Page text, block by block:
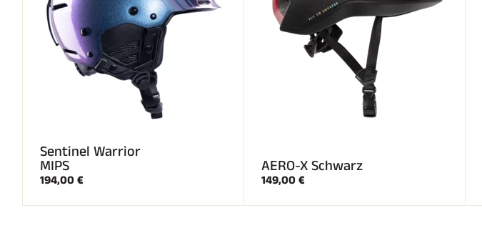
Sentinel Warrior
MIPS
194,00 €
AERO-X Schwarz
149,00 €